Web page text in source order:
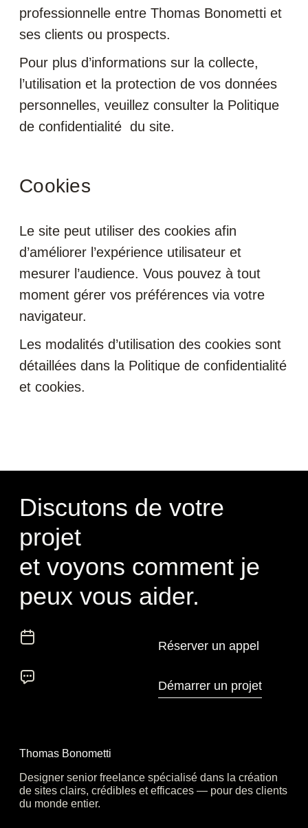
professionnelle entre Thomas Bonometti et
ses clients ou prospects.
Pour plus d’informations sur la collecte,
l’utilisation et la protection de vos données
personnelles, veuillez consulter la Politique
de confidentialité du site.
Cookies
Le site peut utiliser des cookies afin
d’améliorer l’expérience utilisateur et
mesurer l’audience. Vous pouvez à tout
moment gérer vos préférences via votre
navigateur.
Les modalités d’utilisation des cookies sont
détaillées dans la Politique de confidentialité
et cookies.
Discutons de votre
projet
et voyons comment je
peux vous aider.
Thomas Bonometti
Designer senior freelance spécialisé dans la création
de sites clairs, crédibles et efficaces — pour des clients
du monde entier.